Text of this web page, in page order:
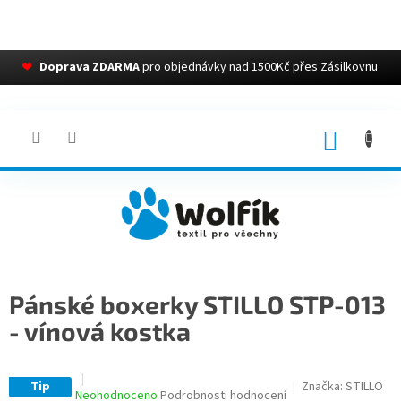
❤ Doprava ZDARMApro objednávky nad 1500Kč přes Zásilkovnu
Pánské boxerky STILLO STP-013
- vínová kostka
Tip
Průměrné
Neohodnoceno Podrobnosti hodnocení Značka: STILLO